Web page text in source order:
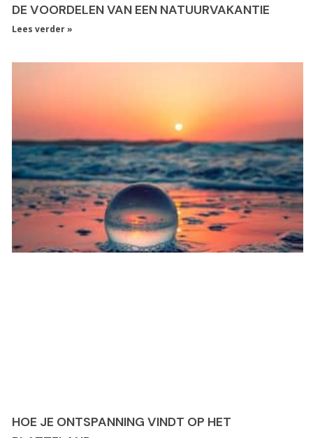
DE VOORDELEN VAN EEN NATUURVAKANTIE
Lees verder »
HOE JE ONTSPANNING VINDT OP HET